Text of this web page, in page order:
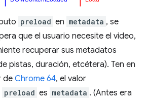
preload en metadata , se
que el usuario necesite el video,
recuperar sus metadatos
pistas, duración, etcétera). Ten en
de Chrome 64, el valor
preload es metadata . (Antes era